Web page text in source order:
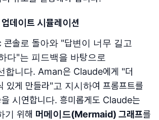
데이트 시뮬레이션
솔로 돌아와 "답변이 너무 길고
다"는 피드백을 바탕으로
합니다. Aman은 Claude에게 "더
있게 만들라"고 지시하여 프롬프트를
시연합니다. 흥미롭게도 Claude는
기 위해 머메이드(Mermaid) 그래프를